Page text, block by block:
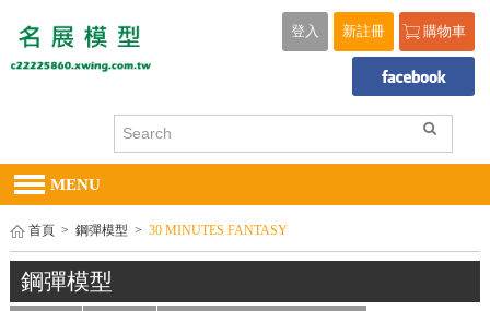
購物車
新註冊
登入
MENU
首頁 > 鋼彈模型 > 30 MINUTES FANTASY
鋼彈模型